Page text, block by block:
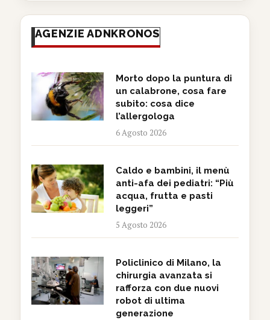
AGENZIE ADNKRONOS
Morto dopo la puntura di
un calabrone, cosa fare
subito: cosa dice
l’allergologa
6 Agosto 2026
Caldo e bambini, il menù
anti-afa dei pediatri: “Più
acqua, frutta e pasti
leggeri”
5 Agosto 2026
Policlinico di Milano, la
chirurgia avanzata si
rafforza con due nuovi
robot di ultima
generazione